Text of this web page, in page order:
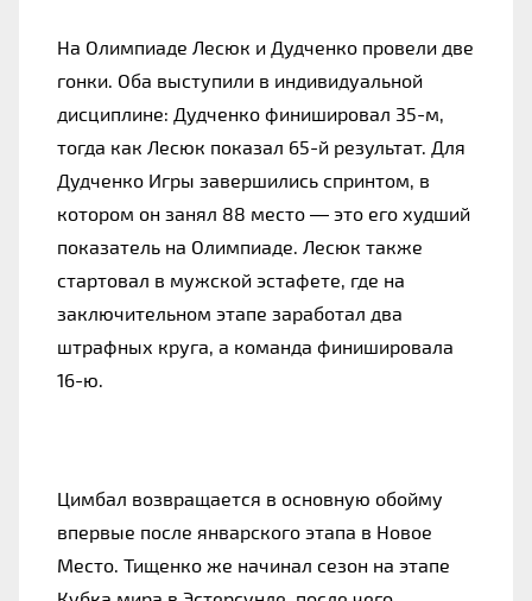
На Олимпиаде Лесюк и Дудченко провели две
гонки. Оба выступили в индивидуальной
дисциплине: Дудченко финишировал 35-м,
тогда как Лесюк показал 65-й результат. Для
Дудченко Игры завершились спринтом, в
котором он занял 88 место — это его худший
показатель на Олимпиаде. Лесюк также
стартовал в мужской эстафете, где на
заключительном этапе заработал два
штрафных круга, а команда финишировала
16-ю.
Цимбал возвращается в основную обойму
впервые после январского этапа в Новое
Место. Тищенко же начинал сезон на этапе